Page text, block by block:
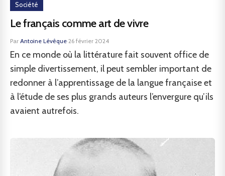
Société
Le français comme art de vivre
Par Antoine Lévêque·26 février 2024
En ce monde où la littérature fait souvent office de
simple divertissement, il peut sembler important de
redonner à l’apprentissage de la langue française et
à l’étude de ses plus grands auteurs l’envergure qu’ils
avaient autrefois.